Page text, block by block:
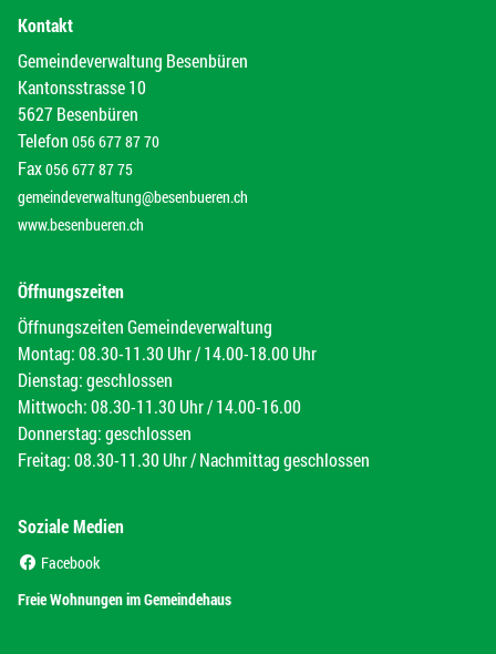
Kontakt
Gemeindeverwaltung Besenbüren
Kantonsstrasse 10
5627 Besenbüren
Telefon 056 677 87 70
Fax056 677 87 75
gemeindeverwaltung@besenbueren.ch
www.besenbueren.ch
Öffnungszeiten
Öffnungszeiten Gemeindeverwaltung
Montag: 08.30-11.30 Uhr / 14.00-18.00 Uhr
Dienstag: geschlossen
Mittwoch: 08.30-11.30 Uhr / 14.00-16.00
Donnerstag: geschlossen
Freitag: 08.30-11.30 Uhr / Nachmittag geschlossen
Soziale Medien
Facebook
Freie Wohnungen im Gemeindehaus